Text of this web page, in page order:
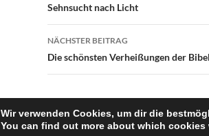
Sehnsucht nach Licht
NÄCHSTER BEITRAG
Die schönsten Verheißungen der Bibel
Wir verwenden Cookies, um dir die
You can find out more about which